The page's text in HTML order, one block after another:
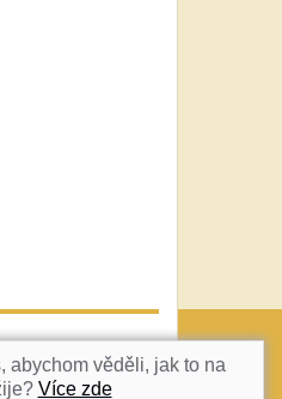
NAHORU
abychom věděli, jak to na
Více zde